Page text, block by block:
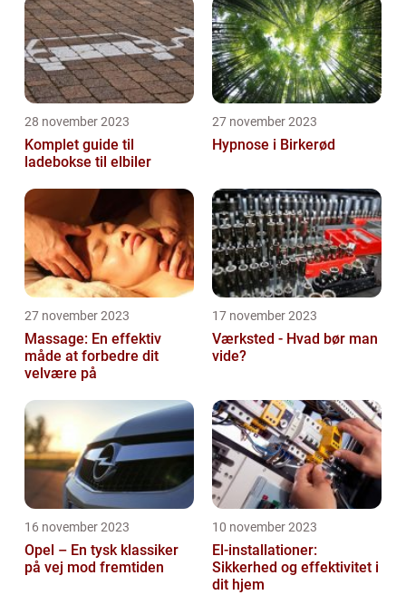
28 november 2023
Komplet guide til
ladebokse til elbiler
27 november 2023
Hypnose i Birkerød
27 november 2023
Massage: En effektiv
måde at forbedre dit
velvære på
17 november 2023
Værksted - Hvad bør man
vide?
16 november 2023
Opel – En tysk klassiker
på vej mod fremtiden
10 november 2023
El-installationer:
Sikkerhed og effektivitet i
dit hjem